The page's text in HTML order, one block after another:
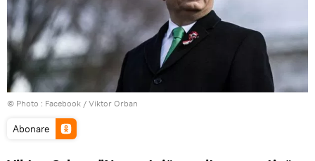
© Photo : Facebook / Viktor Orban
Abonare